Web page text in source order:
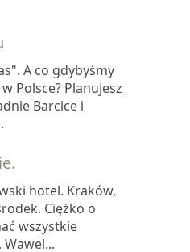
A co gdybyśmy
Polsce? Planujesz
Barcice i
hotel. Kraków,
Ciężko o
wszystkie